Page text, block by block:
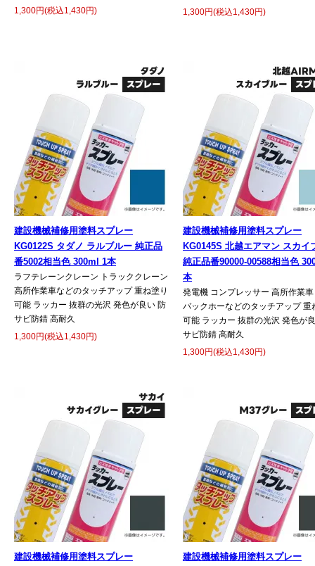
1,300円(税込1,430円)
1,300円(税込1,430円)
建設機械補修用塗料スプレー
KG0122S タダノ ラルブルー 純正品
番5002相当色 300ml 1本
ラフテレーンクレーン トラッククレーン
高所作業車などのタッチアップ 重ね塗り
可能 ラッカー 抜群の光沢 発色が良い 防
サビ防錆 高耐久
1,300円(税込1,430円)
建設機械補修用塗料スプレー
KG0145S 北越エアマン スカイ
純正品番90000-00588相当色
本
発電機 コンプレッサー 高所作業
バックホーなどのタッチアップ 重
可能 ラッカー 抜群の光沢 発色が
サビ防錆 高耐久
1,300円(税込1,430円)
建設機械補修用塗料スプレー
建設機械補修用塗料スプレー